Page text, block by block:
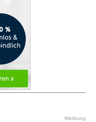
Werbung